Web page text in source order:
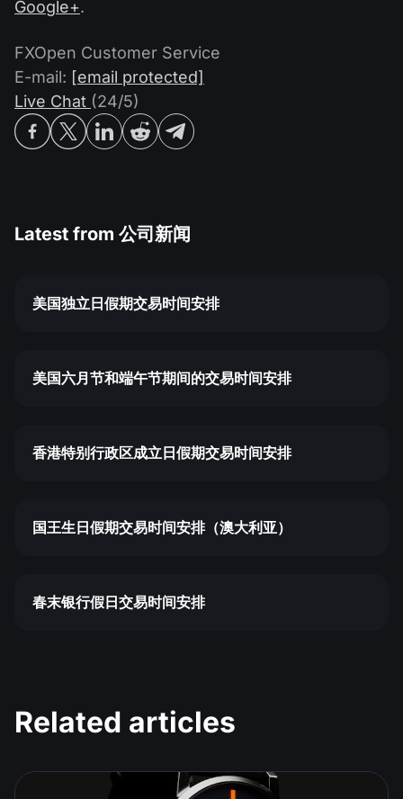
Google+.
FXOpen Customer Service
E-mail: [email protected]
Live Chat (24/5)
Latest from 公司新闻
美国独立日假期交易时间安排
美国六月节和端午节期间的交易时间安排
香港特别行政区成立日假期交易时间安排
国王生日假期交易时间安排（澳大利亚）
春末银行假日交易时间安排
Related articles